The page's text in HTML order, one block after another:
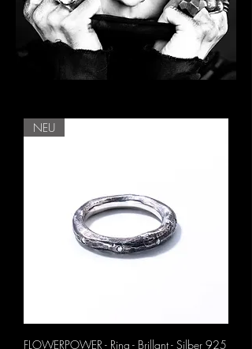
NEU
FLOWERPOWER - Ring - Brillant - Silber 925